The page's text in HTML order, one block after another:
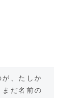
、たしか
だ名前の